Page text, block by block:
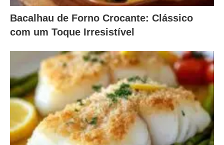
Bacalhau de Forno Crocante: Clássico
com um Toque Irresistível